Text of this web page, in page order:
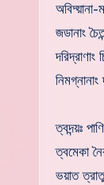
জডানাং
ত্বদন্য়ঃ
ত্বমেকা
ভয়াত